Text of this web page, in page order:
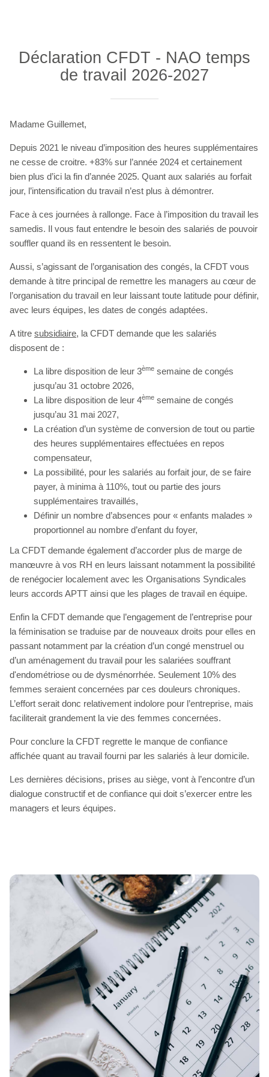
Déclaration CFDT - NAO temps
de travail 2026-2027
Madame Guillemet,
Depuis 2021 le niveau d’imposition des heures supplémentaires
ne cesse de croitre. +83% sur l’année 2024 et certainement
bien plus d’ici la fin d’année 2025. Quant aux salariés au forfait
jour, l’intensification du travail n’est plus à démontrer.
Face à ces journées à rallonge. Face à l’imposition du travail les
samedis. Il vous faut entendre le besoin des salariés de pouvoir
souffler quand ils en ressentent le besoin.
Aussi, s’agissant de l’organisation des congés, la CFDT vous
demande à titre principal de remettre les managers au cœur de
l’organisation du travail en leur laissant toute latitude pour définir,
avec leurs équipes, les dates de congés adaptées.
A titre subsidiaire, la CFDT demande que les salariés
disposent de :
La libre disposition de leur 3ème semaine de congés
jusqu’au 31 octobre 2026,
La libre disposition de leur 4ème semaine de congés
jusqu’au 31 mai 2027,
La création d’un système de conversion de tout ou partie
des heures supplémentaires effectuées en repos
compensateur,
La possibilité, pour les salariés au forfait jour, de se faire
payer, à minima à 110%, tout ou partie des jours
supplémentaires travaillés,
Définir un nombre d’absences pour « enfants malades »
proportionnel au nombre d’enfant du foyer,
La CFDT demande également d’accorder plus de marge de
manœuvre à vos RH en leurs laissant notamment la possibilité
de renégocier localement avec les Organisations Syndicales
leurs accords APTT ainsi que les plages de travail en équipe.
Enfin la CFDT demande que l’engagement de l’entreprise pour
la féminisation se traduise par de nouveaux droits pour elles en
passant notamment par la création d’un congé menstruel ou
d’un aménagement du travail pour les salariées souffrant
d'endométriose ou de dysménorrhée. Seulement 10% des
femmes seraient concernées par ces douleurs chroniques.
L’effort serait donc relativement indolore pour l’entreprise, mais
faciliterait grandement la vie des femmes concernées.
Pour conclure la CFDT regrette le manque de confiance
affichée quant au travail fourni par les salariés à leur domicile.
Les dernières décisions, prises au siège, vont à l’encontre d’un
dialogue constructif et de confiance qui doit s’exercer entre les
managers et leurs équipes.